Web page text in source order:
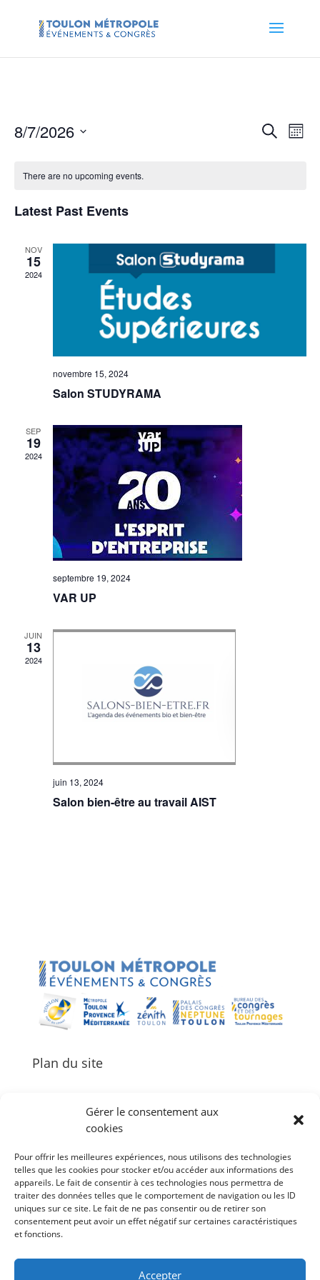
Gérer le consentement aux
cookies
Pour offrir les meilleures expériences, nous utilisons des technologies
telles que les cookies pour stocker et/ou accéder aux informations des
appareils. Le fait de consentir à ces technologies nous permettra de
traiter des données telles que le comportement de navigation ou les ID
uniques sur ce site. Le fait de ne pas consentir ou de retirer son
consentement peut avoir un effet négatif sur certaines caractéristiques
et fonctions.
Accepter
Events
Search
Month
8/7/2026
There are no upcoming events.
Latest Past Events
NOV
15
2024
novembre 15, 2024
Salon STUDYRAMA
SEP
19
2024
septembre 19, 2024
VAR UP
JUIN
13
2024
juin 13, 2024
Salon bien-être au travail AIST
Plan du site
Zénith de Toulon
Bureau des Congrès et des Tournages
Événements
Agenda